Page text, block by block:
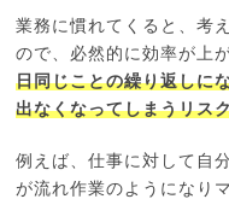
業務に慣れてくると、考
ので、必然的に効率が上
日同じことの繰り返しに
出なくなってしまうリス
例えば、仕事に対して自
が流れ作業のようになり